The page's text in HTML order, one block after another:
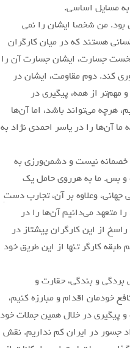
به مسایل اساسی.
بود. من شخصا ایشان را نمی
هستند که در میان کارگران
جسارت، ایشان جسارت آن را
کند. دوم مقاومت، ایشان در
مهم‌تر از همه، پیگیری در
هرچه می‌تواند باشد، اما آن‌ها
آن‌ها را در یاسر احمدی نژاد به
خصمانه نیست و دشمن‌ورزی به
و بس. ما به هرروی حامل یک
جهانی، وعلاوه بر آن، تجارب دستِ
متعهد می‌دانیم آن‌ها را در
از این کارگران پیشتاز در
کارگر تنها از این طریق خود
بردگی و بندگی، حقارت و
خودمان اقدام و مبارزه کنیم،
پیگیری در خلال همین جملات خود
جسور در ایران کم نداریم. نقش